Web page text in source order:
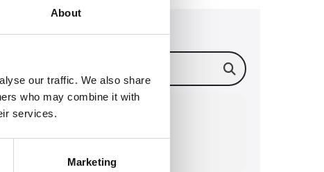
About
our traffic. We also share
who may combine it with
services.
Marketing